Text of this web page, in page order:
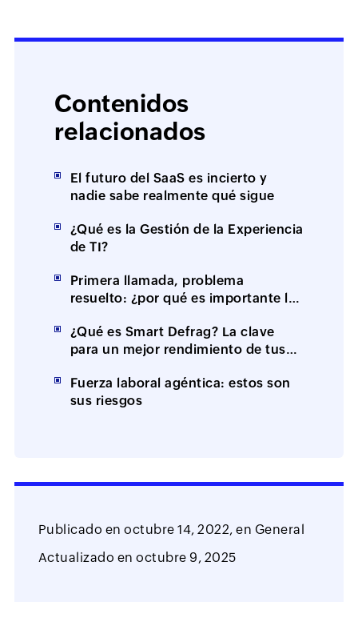
Contenidos
relacionados
El futuro del SaaS es incierto y
nadie sabe realmente qué sigue
¿Qué es la Gestión de la Experiencia
de TI?
Primera llamada, problema
resuelto: ¿por qué es importante la
(FCR)?
¿Qué es Smart Defrag? La clave
para un mejor rendimiento de tus
Fuerza laboral agéntica: estos son
sus riesgos
Publicado enoctubre 14, 2022, en General
Actualizado enoctubre 9, 2025